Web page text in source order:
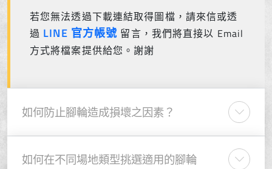
若您無法透過下載連結取得圖檔，請來信或透
過 LINE 官方帳號 留言，我們將直接以 Email
方式將檔案提供給您。謝謝
如何防止腳輪造成損壞之因素？
如何在不同場地類型挑選適用的腳輪